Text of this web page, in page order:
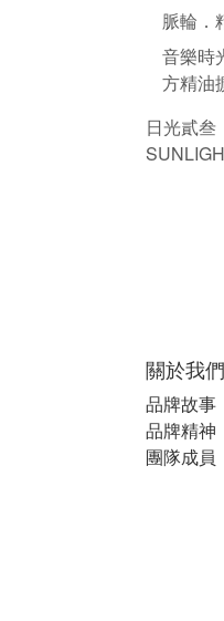
脈輪．
音樂時
方精油
日光貳叁
關於我們
品牌故事
品牌精神
團隊成員